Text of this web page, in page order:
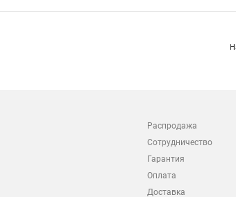
Распродажа
Сотрудничество
Гарантия
Оплата
Доставка